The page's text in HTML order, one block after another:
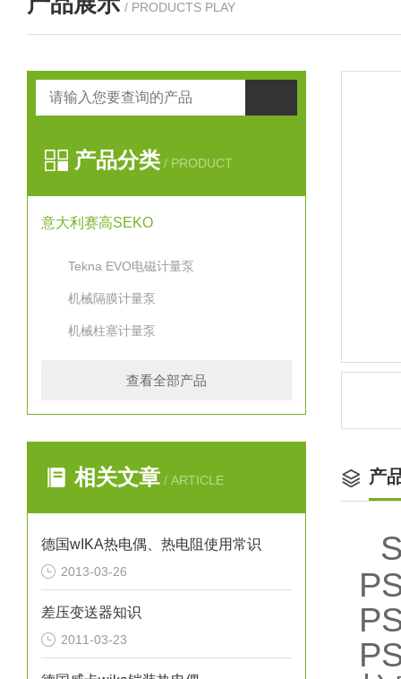
/ PRODUCTS PLAY
产品分类 / PRODUCT
意大利赛高SEKO
Tekna EVO电磁计量泵
机械隔膜计量泵
机械柱塞计量泵
查看全部产品
相关文章 / ARTICLE
德国wIKA热电偶、热电阻使用常识
2013-03-26
差压变送器知识
2011-03-23
产